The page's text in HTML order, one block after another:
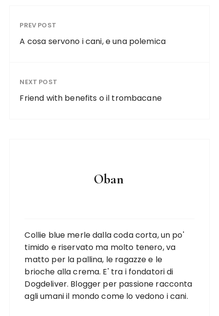
PREV POST
A cosa servono i cani, e una polemica
NEXT POST
Friend with benefits o il trombacane
Oban
Collie blue merle dalla coda corta, un po'
timido e riservato ma molto tenero, va
matto per la pallina, le ragazze e le
brioche alla crema. E' tra i fondatori di
Dogdeliver. Blogger per passione racconta
agli umani il mondo come lo vedono i cani.